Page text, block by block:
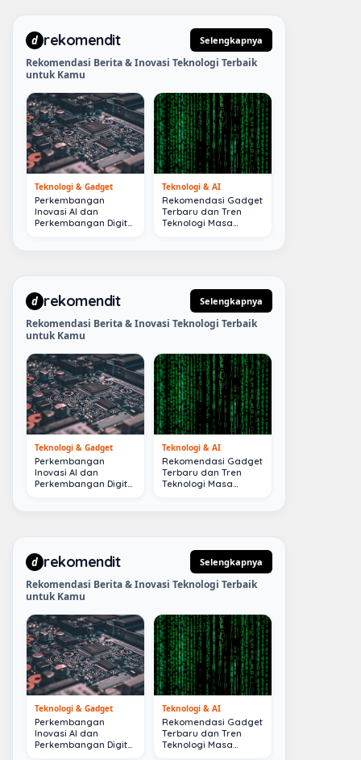
d rekomendit Selengkapnya
Rekomendasi Berita & Inovasi Teknologi Terbaik
untuk Kamu
Teknologi & Gadget
Perkembangan
Inovasi AI dan
Perkembangan Digital
Teknologi & AI
Rekomendasi Gadget
Terbaru dan Tren
Teknologi Masa
d rekomendit Selengkapnya
Rekomendasi Berita & Inovasi Teknologi Terbaik
untuk Kamu
Teknologi & Gadget
Perkembangan
Inovasi AI dan
Perkembangan Digital
Teknologi & AI
Rekomendasi Gadget
Terbaru dan Tren
Teknologi Masa
d rekomendit Selengkapnya
Rekomendasi Berita & Inovasi Teknologi Terbaik
untuk Kamu
Teknologi & Gadget
Perkembangan
Inovasi AI dan
Perkembangan Digital
Teknologi & AI
Rekomendasi Gadget
Terbaru dan Tren
Teknologi Masa